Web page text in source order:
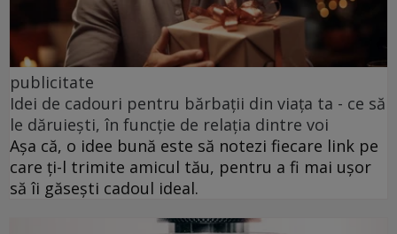
publicitate
Idei de cadouri pentru bărbații din viața ta - ce să
le dăruiești, în funcție de relația dintre voi
Așa că, o idee bună este să notezi fiecare link pe
care ți-l trimite amicul tău, pentru a fi mai ușor
să îi găsești cadoul ideal.